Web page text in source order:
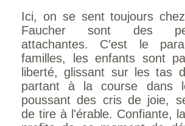
Ici, on se sent toujours
Faucher sont des
attachantes. C’est le
familles, les enfants sont
liberté, glissant sur les tas
partant à la course dans
poussant des cris de joie,
de tire à l'érable. Confiante,